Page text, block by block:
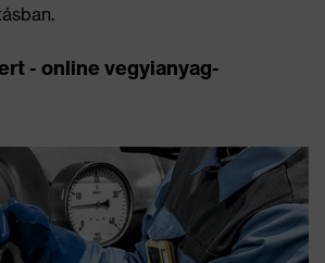
- online vegyianyag-